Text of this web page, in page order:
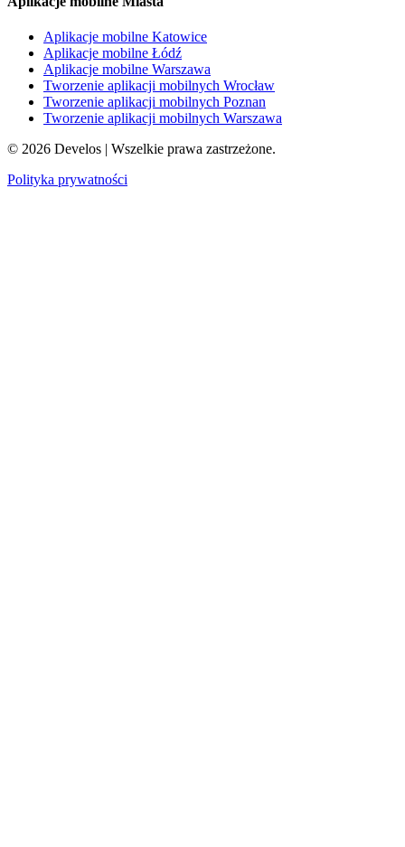
Aplikacje mobilne Katowice
Aplikacje mobilne Łódź
Aplikacje mobilne Warszawa
Tworzenie aplikacji mobilnych Wrocław
Tworzenie aplikacji mobilnych Poznan
Tworzenie aplikacji mobilnych Warszawa
© 2026 Develos | Wszelkie prawa zastrzeżone.
Polityka prywatności